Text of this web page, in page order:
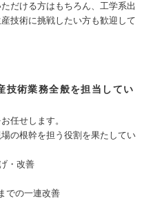
だける方はもちろん、工学系出
技術に挑戦したい方も歓迎して
技術業務全般を担当してい
任せします。
の根幹を担う役割を果たしてい
・改善
の一連改善